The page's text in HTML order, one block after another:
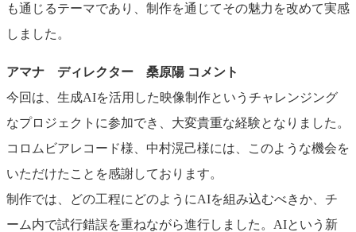
も通じるテーマであり、制作を通じてその魅力を改めて実感
しました。
アマナ ディレクター 桑原陽 コメント
今回は、生成AIを活用した映像制作というチャレンジング
なプロジェクトに参加でき、大変貴重な経験となりました。
コロムビアレコード様、中村滉己様には、このような機会を
いただけたことを感謝しております。
制作では、どの工程にどのようにAIを組み込むべきか、チ
ーム内で試行錯誤を重ねながら進行しました。AIという新